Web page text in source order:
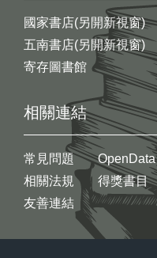
國家書店(另開新視窗)
五南書店(另開新視窗)
寄存圖書館
相關連結
常見問題
相關法規
友善連結
OpenData
得獎書目